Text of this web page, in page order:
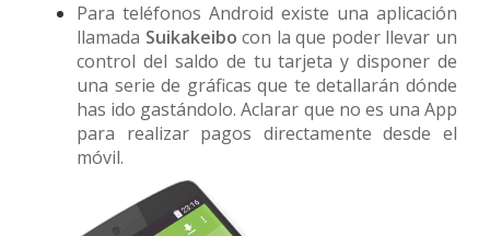
Para teléfonos Android existe una aplicación
llamada Suikakeibo con la que poder llevar un
control del saldo de tu tarjeta y disponer de
una serie de gráficas que te detallarán dónde
has ido gastándolo. Aclarar que no es una App
para realizar pagos directamente desde el
móvil.